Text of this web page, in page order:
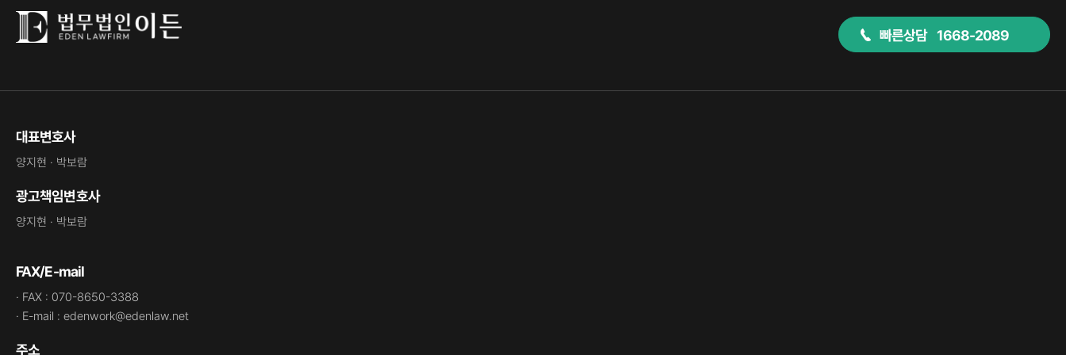
빠른상담 1668-2089
대표변호사
양지현 · 박보람
광고책임변호사
양지현 · 박보람
FAX/E-mail
· FAX : 070-8650-3388
· E-mail : edenwork@edenlaw.net
주소